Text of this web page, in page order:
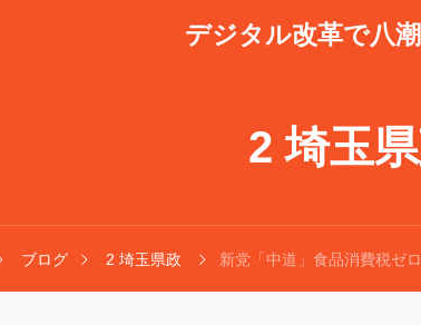
デジタル改革で八
2 埼玉
ブログ 2 埼玉県政 新党「中道」食品消費税ゼ